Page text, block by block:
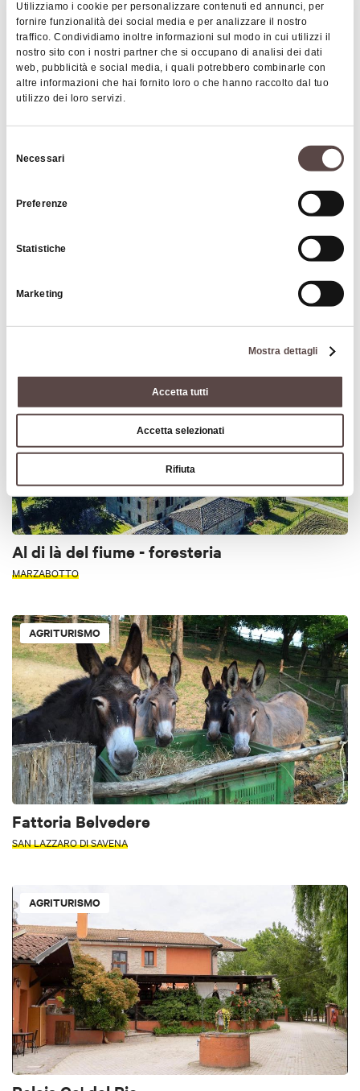
Utilizziamo i cookie per personalizzare contenuti ed annunci, per
fornire funzionalità dei social media e per analizzare il nostro
traffico. Condividiamo inoltre informazioni sul modo in cui utilizzi il
nostro sito con i nostri partner che si occupano di analisi dei dati
web, pubblicità e social media, i quali potrebbero combinarle con
altre informazioni che hai fornito loro o che hanno raccolto dal tuo
utilizzo dei loro servizi.
delNecessari
Preferenze
Statistiche
Marketing
Mostra dettagli
Accetta tutti
Accetta selezionati
Rifiuta
Le Stanze di Bacco
VALSAMOGGIA
AGRITURISMO
Gaggioli Vini - agriturismo Borgo delle Vigne
ZOLA PREDOSA
Al di là del fiume - foresteria
MARZABOTTO
AGRITURISMO
Fattoria Belvedere
SAN LAZZARO DI SAVENA
AGRITURISMO